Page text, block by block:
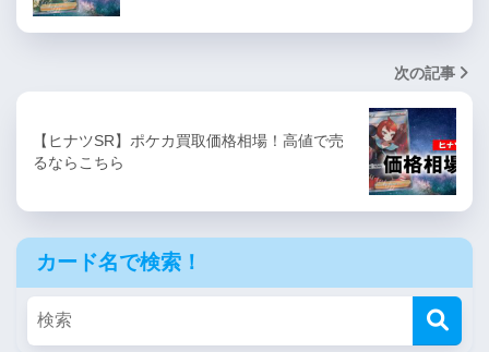
次の記事
【ヒナツSR】ポケカ買取価格相場！高値で売
るならこちら
カード名で検索！